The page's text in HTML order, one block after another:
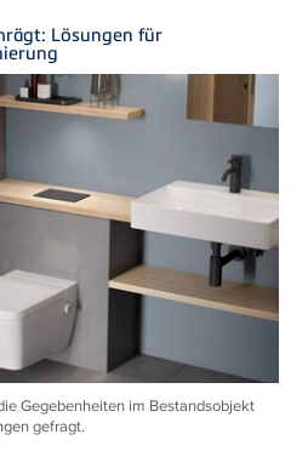
Lösungen für
Gegebenheiten im Bestandsobjekt
gefragt.